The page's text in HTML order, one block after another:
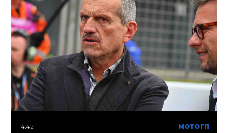
14:42 МОТОГП